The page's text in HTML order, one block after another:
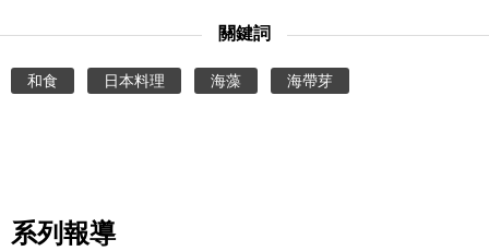
關鍵詞
和食 日本料理 海藻 海帶芽
系列報導